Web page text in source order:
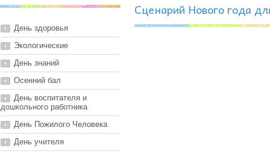
День здоровья
Экологические
День знаний
Осенний бал
День воспитателя и
дошкольного работника
День Пожилого Человека
День учителя
Сценарий Нового года